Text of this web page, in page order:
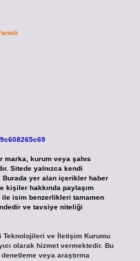
marka, kurum veya şahıs
Sitede yalnızca kendi
Burada yer alan içerikler haber
kişiler hakkında paylaşım
ile isim benzerlikleri tamamen
ve tavsiye niteliği
Teknolojileri ve İletişim Kurumu
olarak hizmet vermektedir. Bu
veya araştırma